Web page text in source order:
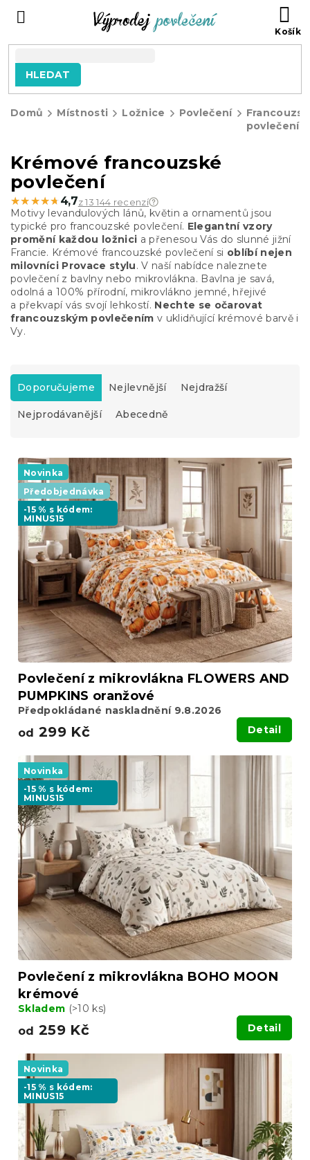
HLEDAT
Domů Místnosti Ložnice Povlečení
povlečení
Krémové francouzské
povlečení
★★★★★
★★★★★ 4,7z 13 144 recenzí
Motivy levandulových lánů, květin a ornamentů jsou
typické pro francouzské povlečení. Elegantní vzory
promění každou ložnici a přenesou Vás do slunné jižní
Francie. Krémové francouzské povlečení si oblíbí nejen
milovníci Provace stylu.V naší nabídce naleznete
povlečení z bavlny nebo mikrovlákna. Bavlna je savá,
odolná a 100% přírodní, mikrovlákno jemné, hřejivé
a překvapí vás svojí lehkostí. Nechte se očarovat
francouzským povlečením v uklidňující krémové barvě i
Vy.
Ř
z
e
p
u
Doporučujeme Nejlevnější Nejdražší
Nejprodávanější Abecedně
V
p
u
k
ů
Novinka
Předobjednávka
-15 % s kódem:
MINUS15
Povlečení z mikrovlákna FLOWERS AND
PUMPKINS oranžové
Předpokládané naskladnění 9.8.2026
od 299 Kč Detail
Novinka
-15 % s kódem:
MINUS15
Povlečení z mikrovlákna BOHO MOON
krémové
Skladem (>10 ks)
od 259 Kč Detail
Novinka
-15 % s kódem:
MINUS15